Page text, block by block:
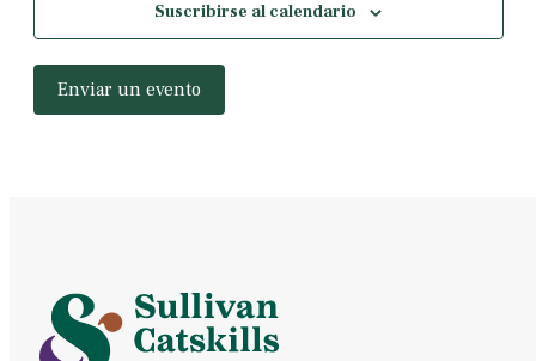
Suscribirse al calendario
Enviar un evento